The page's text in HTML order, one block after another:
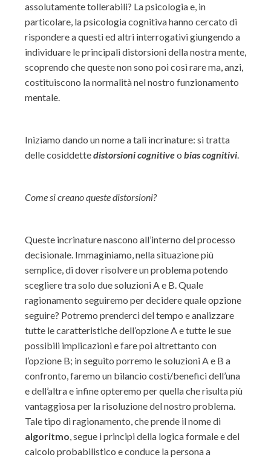
assolutamente tollerabili? La psicologia e, in
particolare, la psicologia cognitiva hanno cercato di
rispondere a questi ed altri interrogativi giungendo a
individuare le principali distorsioni della nostra mente,
scoprendo che queste non sono poi così rare ma, anzi,
costituiscono la normalità nel nostro funzionamento
mentale.
Iniziamo dando un nome a tali incrinature: si tratta
delle cosiddettedistorsioni cognitiveo bias cognitivi.
Come si creano queste distorsioni?
Queste incrinature nascono all’interno del processo
decisionale. Immaginiamo, nella situazione più
semplice, di dover risolvere un problema potendo
scegliere tra solo due soluzioni A e B. Quale
ragionamento seguiremo per decidere quale opzione
seguire? Potremo prenderci del tempo e analizzare
tutte le caratteristiche dell’opzione A e tutte le sue
possibili implicazioni e fare poi altrettanto con
l’opzione B; in seguito porremo le soluzioni A e B a
confronto, faremo un bilancio costi/benefici dell’una
e dell’altra e infine opteremo per quella che risulta più
vantaggiosa per la risoluzione del nostro problema.
Tale tipo di ragionamento, che prende il nome di
algoritmo, segue i principi della logica formale e del
calcolo probabilistico e conduce la persona a